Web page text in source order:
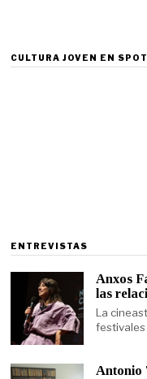
CULTURA JOVEN EN
ENTREVISTAS
Anxos
las
La
festivales
Antonio